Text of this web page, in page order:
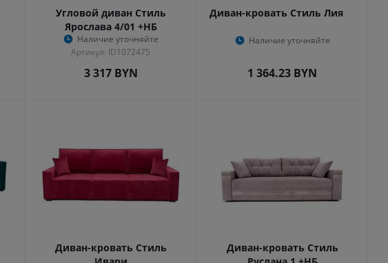
Угловой диван Стиль
Ярослава 4/01 +НБ
Наличие уточняйте
Артикул: ID1072475
3 317BYN
Диван-кровать Стиль Лия
Наличие уточняйте
1 364.23 BYN
Диван-кровать Стиль
Диван-кровать Стиль